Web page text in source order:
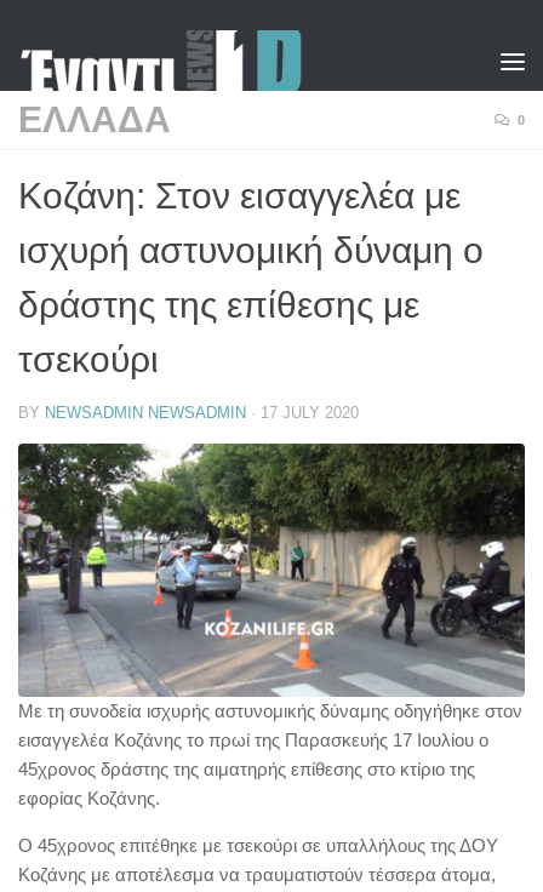
ΕΛΛΑΔΑ 0
Κοζάνη: Στον εισαγγελέα με
ισχυρή αστυνομική δύναμη ο
δράστης της επίθεσης με
τσεκούρι
BY NEWSADMIN NEWSADMIN · 17 JULY 2020
Με τη συνοδεία ισχυρής αστυνομικής δύναμης οδηγήθηκε στον
εισαγγελέα Κοζάνης το πρωί της Παρασκευής 17 Ιουλίου ο
45χρονος δράστης της αιματηρής επίθεσης στο κτίριο της
εφορίας Κοζάνης.
Ο 45χρονος επιτέθηκε με τσεκούρι σε υπαλλήλους της ΔΟΥ
Κοζάνης με αποτέλεσμα να τραυματιστούν τέσσερα άτομα,